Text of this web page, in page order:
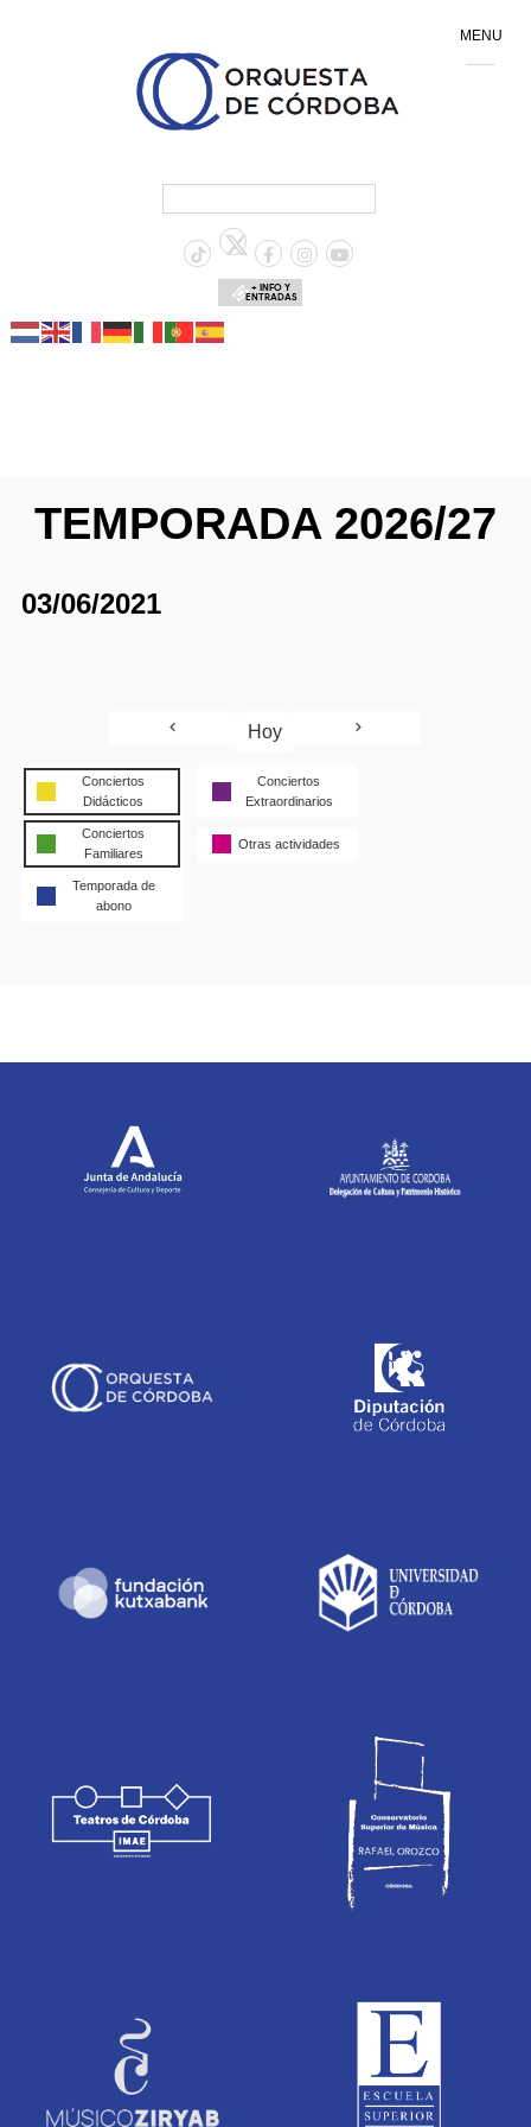
+ INFO Y
ENTRADAS
TEMPORADA 2026/27
03/06/2021
Hoy
Conciertos
Didácticos
Conciertos
Extraordinarios
Conciertos
Familiares
Otras actividades
Temporada de
abono
MENU